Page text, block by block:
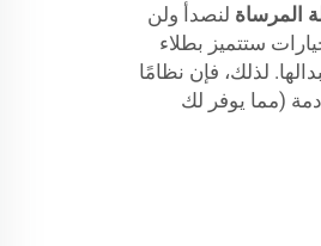
المرساة لنصدأ ولن
ستتميز بطلاء
لذلك، فإن نظامًا
(مما يوفر لك